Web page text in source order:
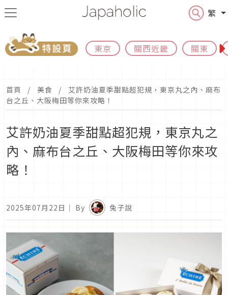
繁
東京 關西近畿 關東
首頁 美食
艾許奶油夏季甜點超犯規，東京丸之內、麻布
台之丘、大阪梅田等你來攻略！
艾許奶油夏季甜點超犯規，東京丸之
內、麻布台之丘、大阪梅田等你來攻
略！
2025年07月22日 ｜ By 兔子說